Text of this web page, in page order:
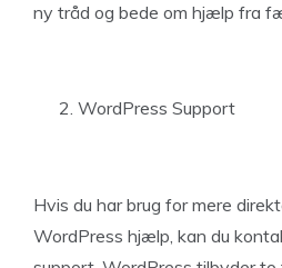
ny tråd og bede om hjælp fra
WordPress Support
Hvis du har brug for mere
WordPress hjælp, kan du